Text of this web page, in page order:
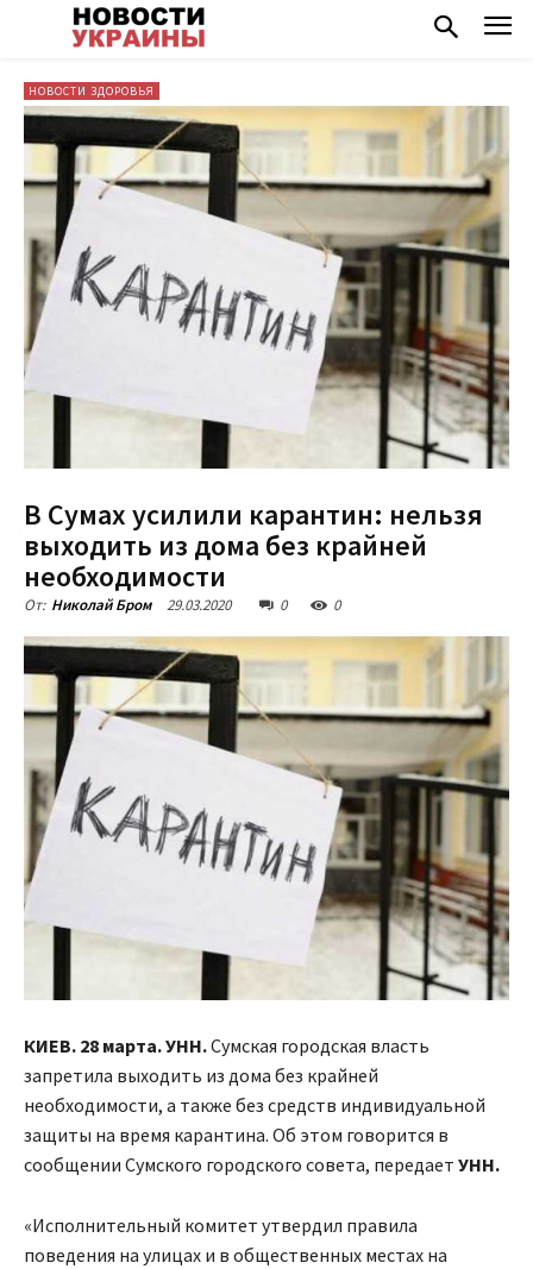
НОВОСТИ ЗДОРОВЬЯ
В Сумах усилили карантин: нельзя
выходить из дома без крайней
необходимости
От: Николай Бром 29.03.2020 0 0
КИЕВ. 28 марта. УНН.Сумская городская власть
запретила выходить из дома без крайней
необходимости, а также без средств индивидуальной
защиты на время карантина. Об этом говорится в
сообщении Сумского городского совета, передает УНН.
«Исполнительный комитет утвердил правила
поведения на улицах и в общественных местах на